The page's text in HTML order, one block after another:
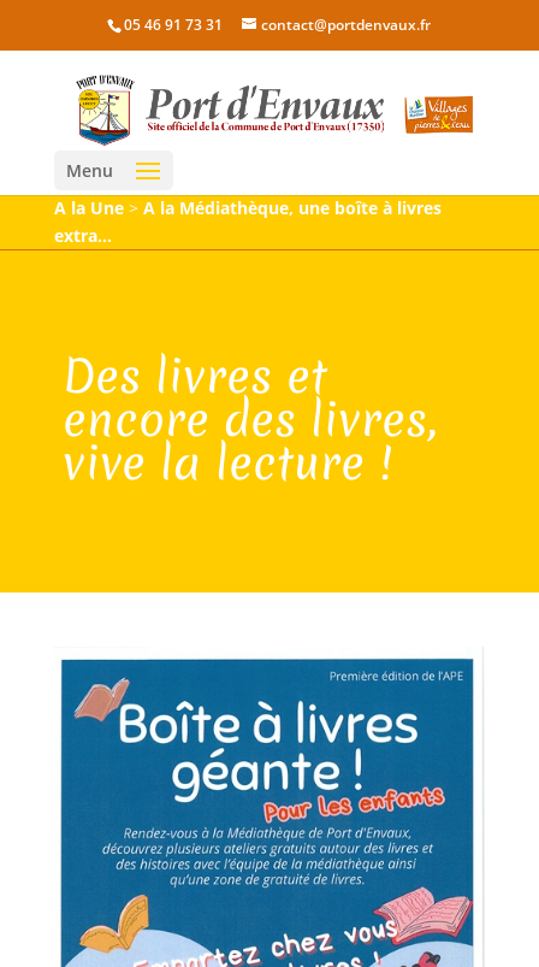
05 46 91 73 31 contact@portdenvaux.fr
Menu
A la Une> A la Médiathèque, une boîte à livres
extra…
Des livres et
encore des livres,
vive la lecture !